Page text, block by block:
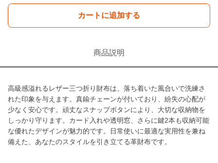
カートに追加する
商品説明
高級感溢れるレザー三つ折り財布は、落ち着いた風合いで洗練さ
れた印象を与えます。真鍮チェーンが付いており、紛失の心配が
少なく安心です。頑丈なスナップボタンにより、大切な収納物を
しっかり守ります。カード入れや透明窓、さらに鍵2本も収納可能
な優れたデザインが魅力的です。日常使いに最適な実用性を兼ね
備えた、あなたのスタイルを引き立てる革財布です。